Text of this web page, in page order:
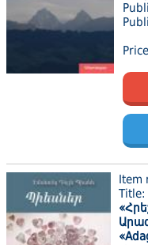
Item
Title: